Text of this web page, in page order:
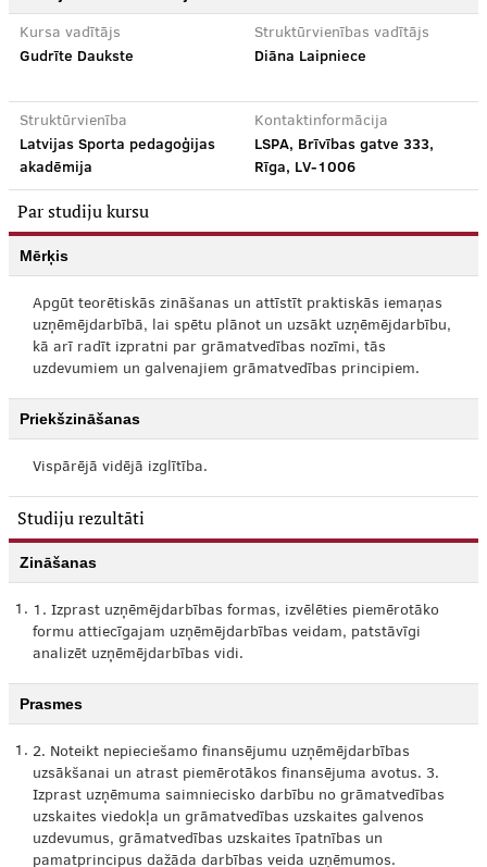
Kursa vadītājs
Gudrīte Daukste
Struktūrvienības vadītājs
Diāna Laipniece
Struktūrvienība
Latvijas Sporta pedagoģijas
akadēmija
Kontaktinformācija
LSPA, Brīvības gatve 333,
Rīga, LV-1006
Par studiju kursu
Mērķis
Apgūt teorētiskās zināšanas un attīstīt praktiskās iemaņas
uzņēmējdarbībā, lai spētu plānot un uzsākt uzņēmējdarbību,
kā arī radīt izpratni par grāmatvedības nozīmi, tās
uzdevumiem un galvenajiem grāmatvedības principiem.
Priekšzināšanas
Vispārējā vidējā izglītība.
Studiju rezultāti
Zināšanas
1. 1. Izprast uzņēmējdarbības formas, izvēlēties piemērotāko
formu attiecīgajam uzņēmējdarbības veidam, patstāvīgi
analizēt uzņēmējdarbības vidi.
Prasmes
1. 2. Noteikt nepieciešamo finansējumu uzņēmējdarbības
uzsākšanai un atrast piemērotākos finansējuma avotus. 3.
Izprast uzņēmuma saimniecisko darbību no grāmatvedības
uzskaites viedokļa un grāmatvedības uzskaites galvenos
uzdevumus, grāmatvedības uzskaites īpatnības un
pamatprincipus dažāda darbības veida uzņēmumos.